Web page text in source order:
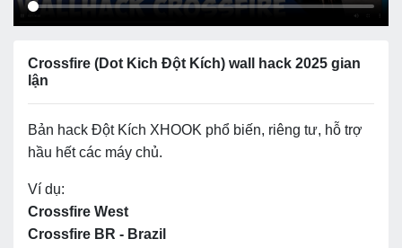
Crossfire (Dot Kich Đột Kích) wall hack 2025 gian
lận
Bản hack Đột Kích XHOOK phổ biến, riêng tư, hỗ trợ
hầu hết các máy chủ.
Ví dụ:
Crossfire West
Crossfire BR - Brazil